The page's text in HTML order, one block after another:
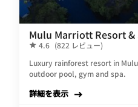
Mulu Marriott Resort &
4.6 (822 レビュー)
Luxury rainforest resort in
outdoor pool, gym and spa.
詳細を表示